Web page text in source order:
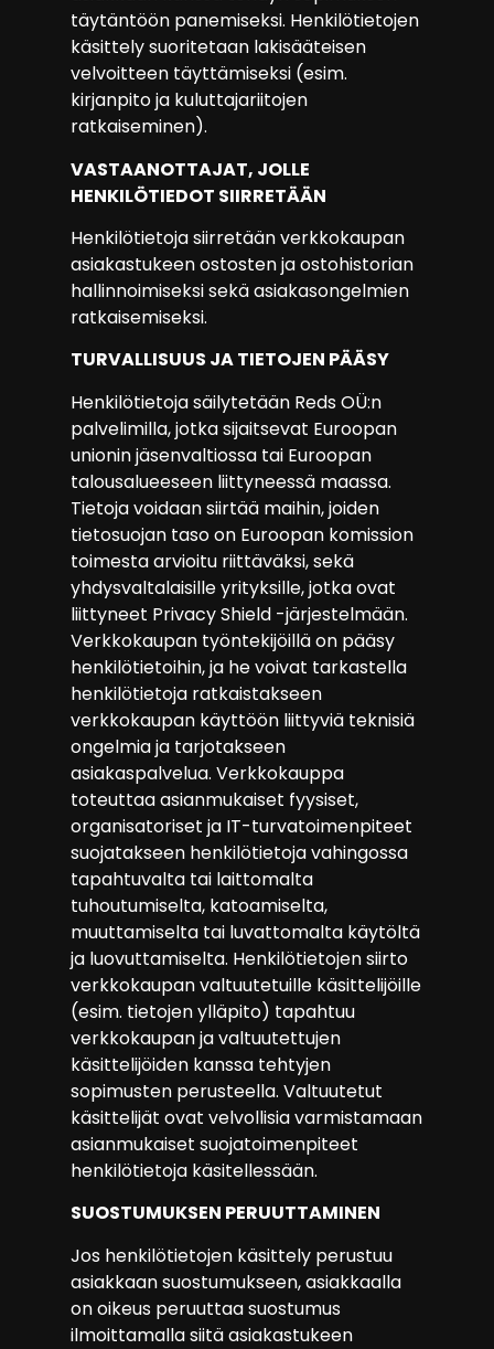
täytäntöön panemiseksi. Henkilötietojen
käsittely suoritetaan lakisääteisen
velvoitteen täyttämiseksi (esim.
kirjanpito ja kuluttajariitojen
ratkaiseminen).
VASTAANOTTAJAT, JOLLE
HENKILÖTIEDOT SIIRRETÄÄN
Henkilötietoja siirretään verkkokaupan
asiakastukeen ostosten ja ostohistorian
hallinnoimiseksi sekä asiakasongelmien
ratkaisemiseksi.
TURVALLISUUS JA TIETOJEN PÄÄSY
Henkilötietoja säilytetään Reds OÜ:n
palvelimilla, jotka sijaitsevat Euroopan
unionin jäsenvaltiossa tai Euroopan
talousalueeseen liittyneessä maassa.
Tietoja voidaan siirtää maihin, joiden
tietosuojan taso on Euroopan komission
toimesta arvioitu riittäväksi, sekä
yhdysvaltalaisille yrityksille, jotka ovat
liittyneet Privacy Shield -järjestelmään.
Verkkokaupan työntekijöillä on pääsy
henkilötietoihin, ja he voivat tarkastella
henkilötietoja ratkaistakseen
verkkokaupan käyttöön liittyviä teknisiä
ongelmia ja tarjotakseen
asiakaspalvelua. Verkkokauppa
toteuttaa asianmukaiset fyysiset,
organisatoriset ja IT-turvatoimenpiteet
suojatakseen henkilötietoja vahingossa
tapahtuvalta tai laittomalta
tuhoutumiselta, katoamiselta,
muuttamiselta tai luvattomalta käytöltä
ja luovuttamiselta. Henkilötietojen siirto
verkkokaupan valtuutetuille käsittelijöille
(esim. tietojen ylläpito) tapahtuu
verkkokaupan ja valtuutettujen
käsittelijöiden kanssa tehtyjen
sopimusten perusteella. Valtuutetut
käsittelijät ovat velvollisia varmistamaan
asianmukaiset suojatoimenpiteet
henkilötietoja käsitellessään.
SUOSTUMUKSEN PERUUTTAMINEN
Jos henkilötietojen käsittely perustuu
asiakkaan suostumukseen, asiakkaalla
on oikeus peruuttaa suostumus
ilmoittamalla siitä asiakastukeen